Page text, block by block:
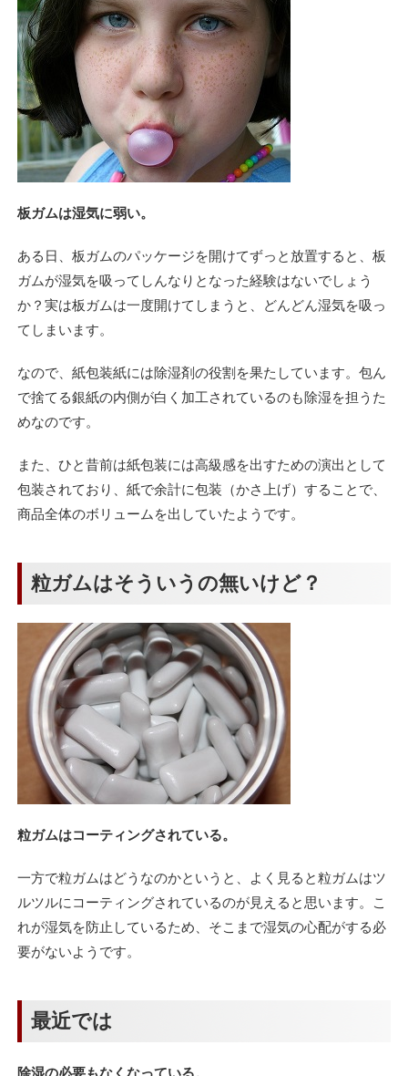
板ガムは湿気に弱い。
ある日、板ガムのパッケージを開けてずっと放置すると、板
ガムが湿気を吸ってしんなりとなった経験はないでしょう
か？実は板ガムは一度開けてしまうと、どんどん湿気を吸っ
てしまいます。
なので、紙包装紙には除湿剤の役割を果たしています。包ん
で捨てる銀紙の内側が白く加工されているのも除湿を担うた
めなのです。
また、ひと昔前は紙包装には高級感を出すための演出として
包装されており、紙で余計に包装（かさ上げ）することで、
商品全体のボリュームを出していたようです。
粒ガムはそういうの無いけど？
粒ガムはコーティングされている。
一方で粒ガムはどうなのかというと、よく見ると粒ガムはツ
ルツルにコーティングされているのが見えると思います。こ
れが湿気を防止しているため、そこまで湿気の心配がする必
要がないようです。
最近では
除湿の必要もなくなっている。